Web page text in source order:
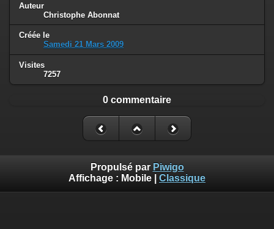
Auteur
Christophe Abonnat
Créée le
Samedi 21 Mars 2009
Visites
7257
0 commentaire
Propulsé par Piwigo
Affichage : Mobile Classique